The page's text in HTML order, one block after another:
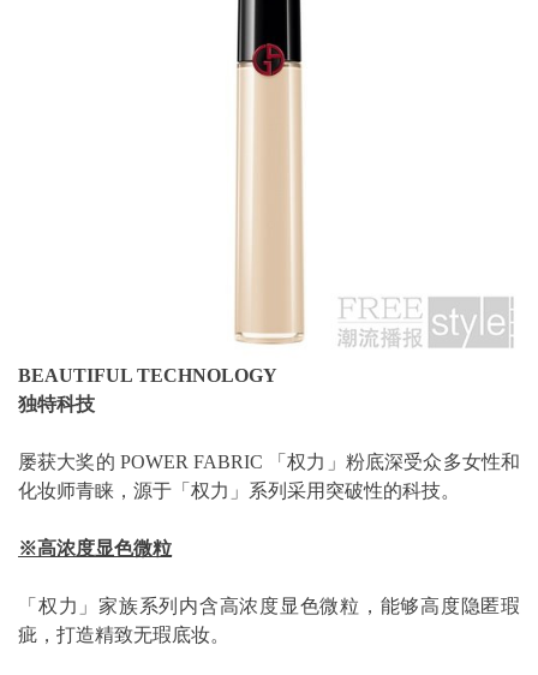
BEAUTIFUL TECHNOLOGY
独特科技
屡获大奖的 POWER FABRIC 「权力」粉底深受众多女性和
化妆师青睐，源于「权力」系列采用突破性的科技。
※高浓度显色微粒
「权力」家族系列内含高浓度显色微粒，能够高度隐匿瑕
疵，打造精致无瑕底妆。